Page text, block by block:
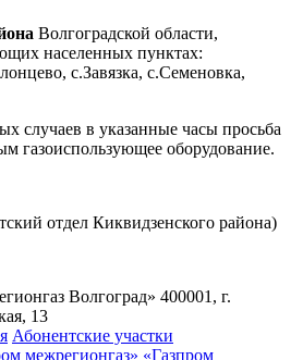
Волгоградской области,
населенных пунктах:
с.Завязка, с.Семеновка,
случаев в указанные часы просьба
газоиспользующее оборудование.
отдел Киквидзенского района)
Волгоград» 400001, г.
13
Абонентские участки
межрегионгаз» «Газпром